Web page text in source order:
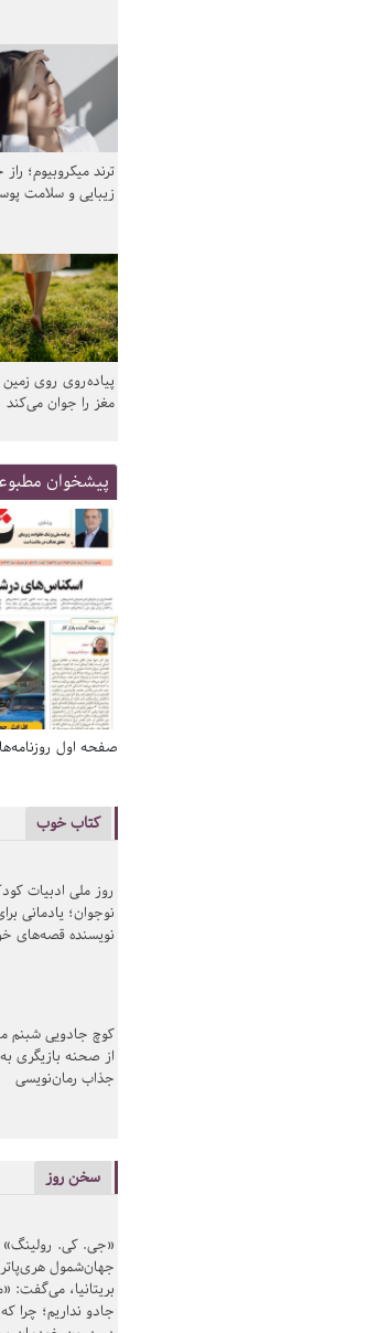
ترند میکروبیوم؛
زیبایی و سلامت
پیاده‌روی روی زمین
مغز را جوان می‌کند
پیشخوان
صفحه اول روزنامه‌های 14 مرداد
کتاب خوب
نویسنده قصه‌های
جذاب رمان‌نویسی
سخن روز